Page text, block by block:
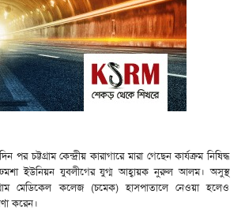
পর চট্টগ্রাম কেন্দ্রীয় কারাগারে মারা গেছেন কার্যক্রম নিষিদ্ধ
ইউনিয়ন যুবলীগের যুগ্ম আহ্বায়ক নুরুল আলম। অসুস্থ
মেডিকেল কলেজ (চমেক) হাসপাতালে নেওয়া হলেও
করেন।